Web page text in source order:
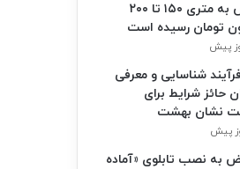
لوکس به متری ۱۵۰ تا ۲۰۰
تومان رسیده است
شناسایی و معرفی
حائز شرایط برای
نشان بهشت
به نصب تابلوی «آماده